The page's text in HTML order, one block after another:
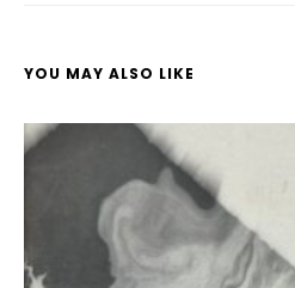
YOU MAY ALSO LIKE